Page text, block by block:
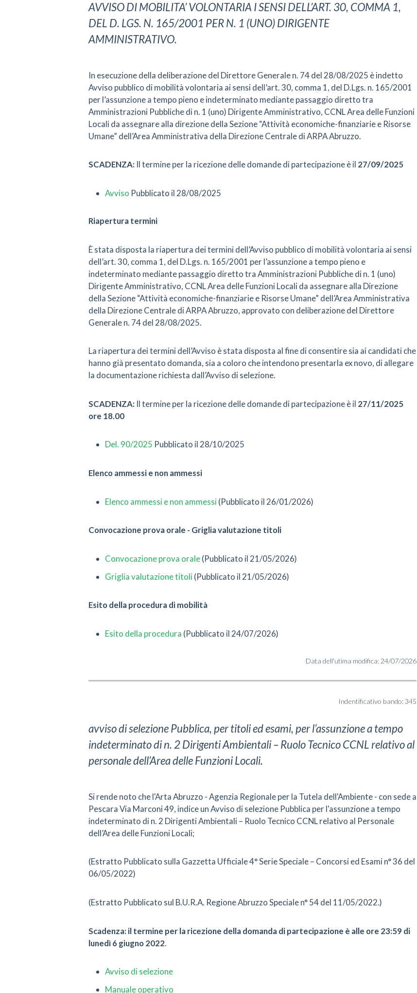
AVVISO DI MOBILITA’ VOLONTARIA I SENSI DELL’ART. 30, COMMA 1,
DEL D. LGS. N. 165/2001 PER N. 1 (UNO) DIRIGENTE
AMMINISTRATIVO.
In esecuzione della deliberazione del Direttore Generale n. 74 del 28/08/2025 è indetto
Avviso pubblico di mobilità volontaria ai sensi dell’art. 30, comma 1, del D.Lgs. n. 165/2001
per l’assunzione a tempo pieno e indeterminato mediante passaggio diretto tra
Amministrazioni Pubbliche di n. 1 (uno) Dirigente Amministrativo, CCNL Area delle Funzioni
Locali da assegnare alla direzione della Sezione “Attività economiche-finanziarie e Risorse
Umane” dell’Area Amministrativa della Direzione Centrale di ARPA Abruzzo.
SCADENZA: Il termine per la ricezione delle domande di partecipazione è il 27/09/2025
Avviso Pubblicato il 28/08/2025
Riapertura termini
È stata disposta la riapertura dei termini dell’Avviso pubblico di mobilità volontaria ai sensi
dell’art. 30, comma 1, del D.Lgs. n. 165/2001 per l’assunzione a tempo pieno e
indeterminato mediante passaggio diretto tra Amministrazioni Pubbliche di n. 1 (uno)
Dirigente Amministrativo, CCNL Area delle Funzioni Locali da assegnare alla Direzione
della Sezione “Attività economiche-finanziarie e Risorse Umane” dell’Area Amministrativa
della Direzione Centrale di ARPA Abruzzo, approvato con deliberazione del Direttore
Generale n. 74 del 28/08/2025.
La riapertura dei termini dell’Avviso è stata disposta al fine di consentire sia ai candidati che
hanno già presentato domanda, sia a coloro che intendono presentarla ex novo, di allegare
la documentazione richiesta dall’Avviso di selezione.
SCADENZA: Il termine per la ricezione delle domande di partecipazione è il 27/11/2025
ore 18.00
Del. 90/2025 Pubblicato il 28/10/2025
Elenco ammessi e non ammessi
Elenco ammessi e non ammessi (Pubblicato il 26/01/2026)
Convocazione prova orale - Griglia valutazione titoli
Convocazione prova orale(Pubblicato il 21/05/2026)
Griglia valutazione titoli (Pubblicato il 21/05/2026)
Esito della procedura di mobilità
Esito della procedura (Pubblicato il 24/07/2026)
Data dell'utima modifica: 24/07/2026
Indentificativo bando: 345
avviso di selezione Pubblica, per titoli ed esami, per l’assunzione a tempo
indeterminato di n. 2 Dirigenti Ambientali – Ruolo Tecnico CCNL relativo al
personale dell’Area delle Funzioni Locali.
Si rende noto che l'Arta Abruzzo - Agenzia Regionale per la Tutela dell'Ambiente - con sede a
Pescara Via Marconi 49, indice un Avviso di selezione Pubblica per l'assunzione a tempo
indeterminato di n. 2 Dirigenti Ambientali – Ruolo Tecnico CCNL relativo al Personale
dell’Area delle Funzioni Locali;
(Estratto Pubblicato sulla Gazzetta Ufficiale 4° Serie Speciale – Concorsi ed Esami n° 36 del
06/05/2022)
(Estratto Pubblicato sul B.U.R.A. Regione Abruzzo Speciale n° 54 del 11/05/2022.)
Scadenza: il termine per la ricezione della domanda di partecipazione è alle ore 23:59 di
lunedì 6 giugno 2022.
Avviso di selezione
Manuale operativo